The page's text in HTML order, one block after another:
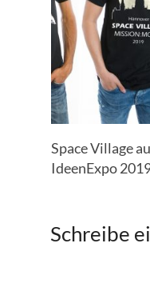
Space Village
IdeenExpo
Schreibe